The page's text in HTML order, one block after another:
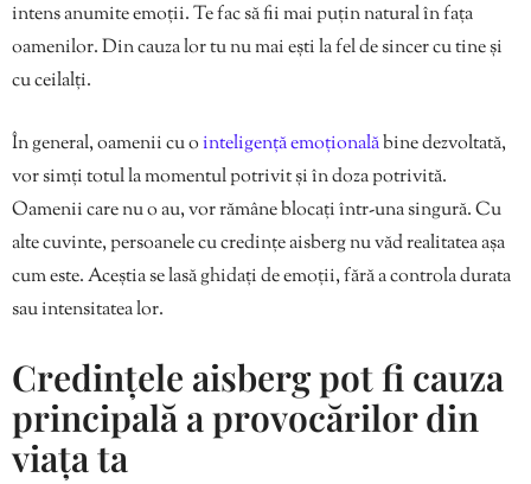
intens anumite emoții. Te fac să fii mai puțin natural în fața
oamenilor. Din cauza lor tu nu mai ești la fel de sincer cu tine și
cu ceilalți.
În general, oamenii cu ointeligență emoționalăbine dezvoltată,
vor simți totul la momentul potrivit și în doza potrivită.
Oamenii care nu o au, vor rămâne blocați într-una singură. Cu
alte cuvinte, persoanele cu credințe aisberg nu văd realitatea așa
cum este. Aceștia se lasă ghidați de emoții, fără a controla durata
sau intensitatea lor.
Credințele aisberg pot fi cauza
principală a provocărilor din
viața ta